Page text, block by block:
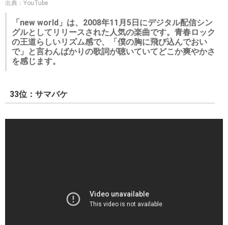
出典：YouTube
「new world」は、2008年11月5日にデジタル配信シン
グルとしてリリースされた人気の楽曲です。青春ロック
の王道らしいリズム感で、「僕の胸に飛び込んでおい
で」と言わんばかりの歌詞が聴いていてどこか爽やかさ
を感じます。
33位：サマバケ